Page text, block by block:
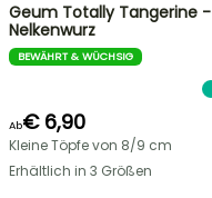
Geum Totally Tangerine -
Nelkenwurz
BEWÄHRT & WÜCHSIG
Ab€ 6,90
Kleine Töpfe von 8/9 cm
Erhältlich in 3 Größen